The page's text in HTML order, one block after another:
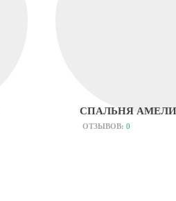
СПАЛЬНЯ
ОТЗЫВОВ: 0